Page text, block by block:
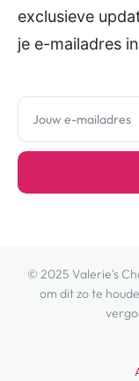
exclusieve
je e-mailadres
© 2025 Valerie's
om dit zo te